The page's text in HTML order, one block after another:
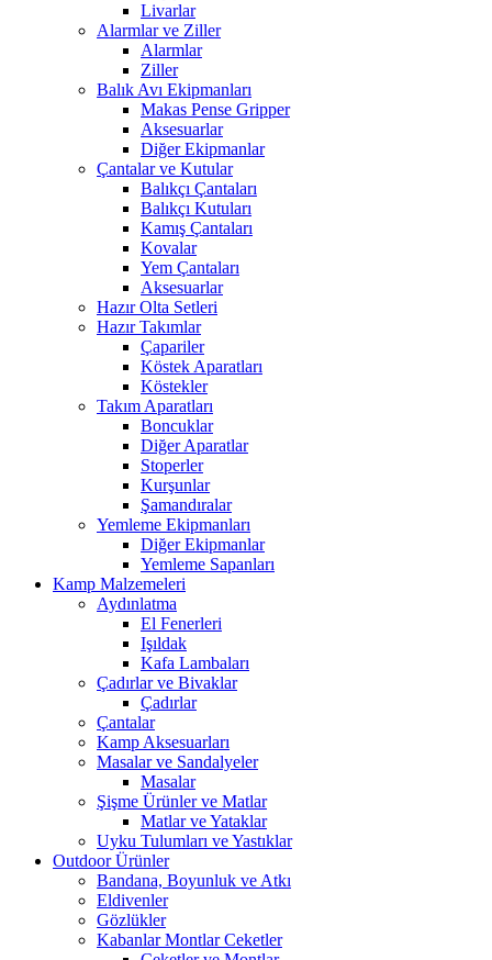
Livarlar
Alarmlar ve Ziller
Alarmlar
Ziller
Balık Avı Ekipmanları
Makas Pense Gripper
Aksesuarlar
Diğer Ekipmanlar
Çantalar ve Kutular
Balıkçı Çantaları
Balıkçı Kutuları
Kamış Çantaları
Kovalar
Yem Çantaları
Aksesuarlar
Hazır Olta Setleri
Hazır Takımlar
Çapariler
Köstek Aparatları
Köstekler
Takım Aparatları
Boncuklar
Diğer Aparatlar
Stoperler
Kurşunlar
Şamandıralar
Yemleme Ekipmanları
Diğer Ekipmanlar
Yemleme Sapanları
Kamp Malzemeleri
Aydınlatma
El Fenerleri
Işıldak
Kafa Lambaları
Çadırlar ve Bivaklar
Çadırlar
Çantalar
Kamp Aksesuarları
Masalar ve Sandalyeler
Masalar
Şişme Ürünler ve Matlar
Matlar ve Yataklar
Uyku Tulumları ve Yastıklar
Outdoor Ürünler
Bandana, Boyunluk ve Atkı
Eldivenler
Gözlükler
Kabanlar Montlar Ceketler